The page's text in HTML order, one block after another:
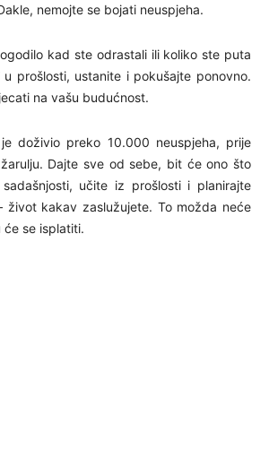
nemojte se bojati neuspjeha.
kad ste odrastali ili koliko ste puta
u prošlosti, ustanite i pokušajte ponovno.
na vašu budućnost.
doživio preko 10.000 neuspjeha, prije
Dajte sve od sebe, bit će ono što
učite iz prošlosti i planirajte
život kakav zaslužujete. To možda neće
će se isplatiti.